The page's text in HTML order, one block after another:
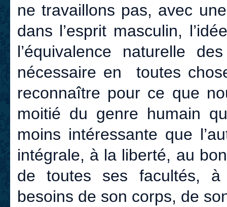
ne travaillons pas, avec
dans l’esprit masculin,
l’équivalence naturelle
nécessaire en toutes
reconnaître pour ce que
moitié du genre humain
moins intéressante que
intégrale, à la liberté, au
de toutes ses facultés, à
besoins de son corps, de